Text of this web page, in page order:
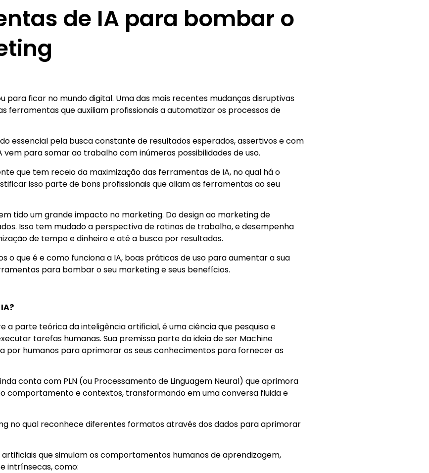
de IA para bombar o
para ficar no mundo digital. Uma das mais recentes mudanças disruptivas
ferramentas que auxiliam profissionais a automatizar os processos de
essencial pela busca constante de resultados esperados, assertivos e com
vem para somar ao trabalho com inúmeras possibilidades de uso.
que tem receio da maximização das ferramentas de IA, no qual há o
isso parte de bons profissionais que aliam as ferramentas ao seu
tido um grande impacto no marketing. Do design ao marketing de
Isso tem mudado a perspectiva de rotinas de trabalho, e desempenha
de tempo e dinheiro e até a busca por resultados.
o que é e como funciona a IA, boas práticas de uso para aumentar a sua
para bombar o seu marketing e seus benefícios.
a parte teórica da inteligência artificial, é uma ciência que pesquisa e
tarefas humanas. Sua premissa parte da ideia de ser Machine
por humanos para aprimorar os seus conhecimentos para fornecer as
conta com PLN (ou Processamento de Linguagem Neural) que aprimora
comportamento e contextos, transformando em uma conversa fluida e
no qual reconhece diferentes formatos através dos dados para aprimorar
artificiais que simulam os comportamentos humanos de aprendizagem,
intrínsecas, como: